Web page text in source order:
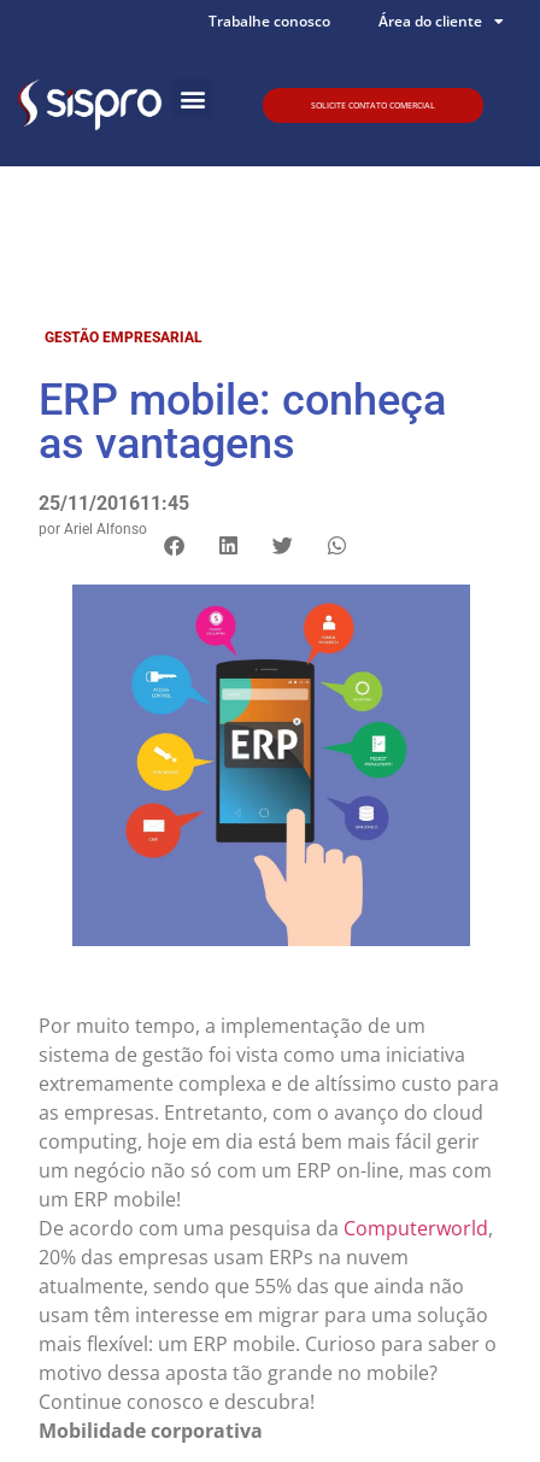
Trabalhe conosco Área do cliente
SOLICITE CONTATO COMERCIAL
GESTÃO EMPRESARIAL
ERP mobile: conheça
as vantagens
25/11/201611:45
por Ariel Alfonso
Por muito tempo, a implementação de um
sistema de gestão foi vista como uma iniciativa
extremamente complexa e de altíssimo custo para
as empresas. Entretanto, com o avanço do cloud
computing, hoje em dia está bem mais fácil gerir
um negócio não só com um ERP on-line, mas com
um ERP mobile!
De acordo com uma pesquisa da Computerworld,
20% das empresas usam ERPs na nuvem
atualmente, sendo que 55% das que ainda não
usam têm interesse em migrar para uma solução
mais flexível: um ERP mobile. Curioso para saber o
motivo dessa aposta tão grande no mobile?
Continue conosco e descubra!
Mobilidade corporativa